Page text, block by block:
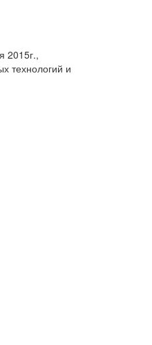
2015г.,
технологий и